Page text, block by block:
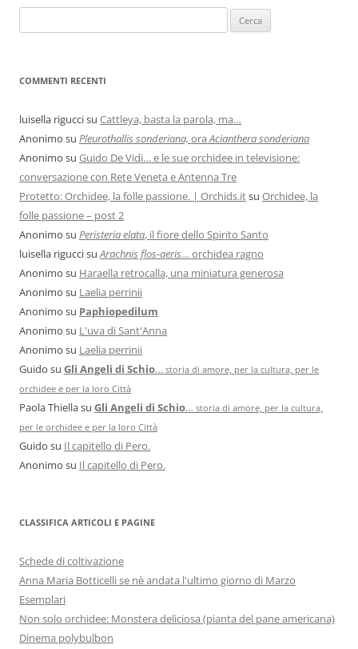
COMMENTI RECENTI
luisella riguccisu Cattleya, basta la parola, ma…
Anonimo su Pleurothallis sonderiana, oraAcianthera sonderiana
Anonimo su Guido De Vidi… e le sue orchidee in televisione:
conversazione con Rete Veneta e Antenna Tre
Protetto: Orchidee, la folle passione. | Orchids.itsu Orchidee, la
folle passione – post 2
Anonimo su Peristeria elata, il fiore dello Spirito Santo
luisella riguccisuArachnis flos-aeris… orchidea ragno
Anonimo su Haraella retrocalla, una miniatura generosa
Anonimo su Laelia perrinii
Anonimo su Paphiopedilum
Anonimo su L'uva di Sant'Anna
Anonimo su Laelia perrinii
Guido su Gli Angeli di Schio… storia di amore, per la cultura, per le
orchidee e per la loro Città
Paola Thiellasu Gli Angeli di Schio… storia di amore, per la cultura,
per le orchidee e per la loro Città
Guido su Il capitello di Pero.
Anonimo su Il capitello di Pero.
CLASSIFICA ARTICOLI E PAGINE
Schede di coltivazione
Anna Maria Botticelli se nè andata l'ultimo giorno di Marzo
Esemplari
Non solo orchidee: Monstera deliciosa (pianta del pane americana)
Dinema polybulbon